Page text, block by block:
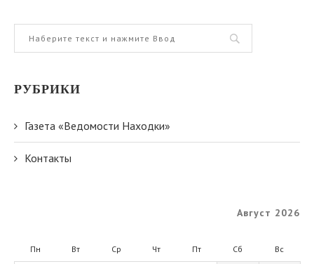
РУБРИКИ
Газета «Ведомости Находки»
Контакты
Август 2026
Пн Вт Ср Чт Пт Сб Вс